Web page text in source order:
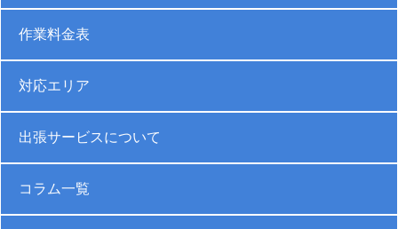
作業料金表
対応エリア
出張サービスについて
コラム一覧